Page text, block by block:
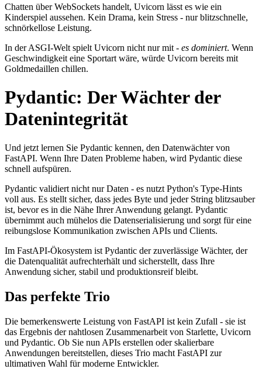
Chatten über WebSockets handelt, Uvicorn lässt es wie ein
Kinderspiel aussehen. Kein Drama, kein Stress - nur blitzschnelle,
schnörkellose Leistung.
In der ASGI-Welt spielt Uvicorn nicht nur mit - es dominiert. Wenn
Geschwindigkeit eine Sportart wäre, würde Uvicorn bereits mit
Goldmedaillen chillen.
Pydantic: Der Wächter der
Datenintegrität
Und jetzt lernen Sie Pydantic kennen, den Datenwächter von
FastAPI. Wenn Ihre Daten Probleme haben, wird Pydantic diese
schnell aufspüren.
Pydantic validiert nicht nur Daten - es nutzt Python's Type-Hints
voll aus. Es stellt sicher, dass jedes Byte und jeder String blitzsauber
ist, bevor es in die Nähe Ihrer Anwendung gelangt. Pydantic
übernimmt auch mühelos die Datenserialisierung und sorgt für eine
reibungslose Kommunikation zwischen APIs und Clients.
Im FastAPI-Ökosystem ist Pydantic der zuverlässige Wächter, der
die Datenqualität aufrechterhält und sicherstellt, dass Ihre
Anwendung sicher, stabil und produktionsreif bleibt.
Das perfekte Trio
Die bemerkenswerte Leistung von FastAPI ist kein Zufall - sie ist
das Ergebnis der nahtlosen Zusammenarbeit von Starlette, Uvicorn
und Pydantic. Ob Sie nun APIs erstellen oder skalierbare
Anwendungen bereitstellen, dieses Trio macht FastAPI zur
ultimativen Wahl für moderne Entwickler.